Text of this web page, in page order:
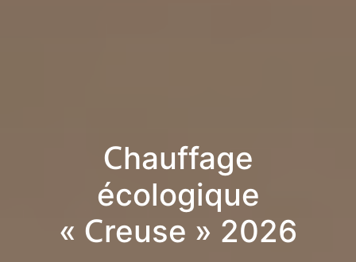
Chauffage
écologique
« Creuse » 2026